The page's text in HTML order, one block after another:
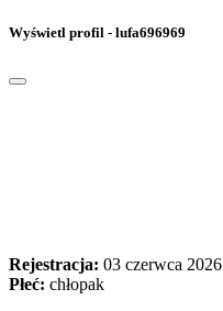
Wyświetl profil - lufa696969
Rejestracja: 03 czerwca 2026
Płeć: chłopak